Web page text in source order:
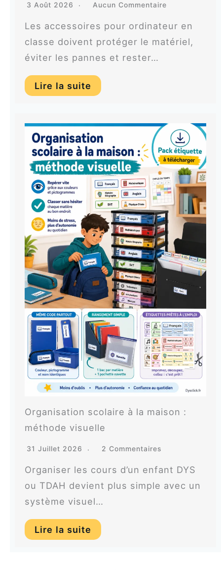
3 Août 2026 Aucun Commentaire
Les accessoires pour ordinateur en
classe doivent protéger le matériel,
éviter les pannes et rester…
Lire la suite
Organisation scolaire à la maison :
méthode visuelle
31 Juillet 2026 2 Commentaires
Organiser les cours d’un enfant DYS
ou TDAH devient plus simple avec un
système visuel…
Lire la suite